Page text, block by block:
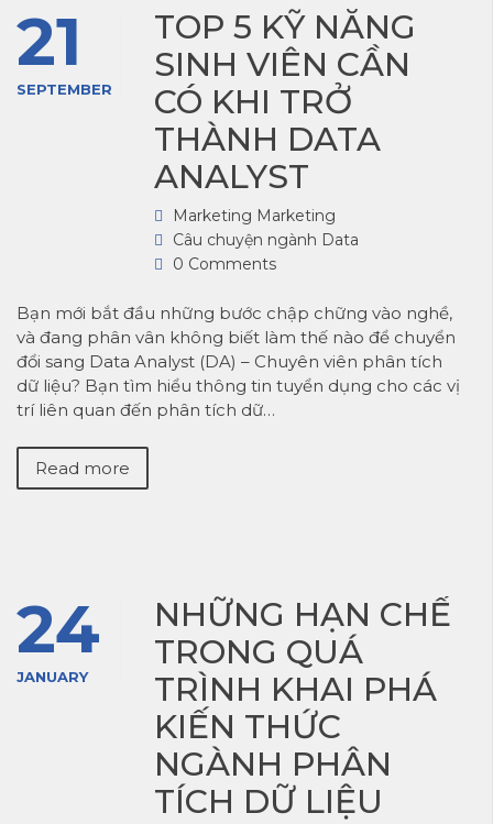
21
SEPTEMBER
TOP 5 KỸ NĂNG
SINH VIÊN CẦN
CÓ KHI TRỞ
THÀNH DATA
ANALYST
Marketing Marketing
Câu chuyện ngành Data
0 Comments
Bạn mới bắt đầu những bước chập chững vào nghề,
và đang phân vân không biết làm thế nào để chuyển
đổi sang Data Analyst (DA) – Chuyên viên phân tích
dữ liệu? Bạn tìm hiểu thông tin tuyển dụng cho các vị
trí liên quan đến phân tích dữ…
Read more
24
JANUARY
NHỮNG HẠN CHẾ
TRONG QUÁ
TRÌNH KHAI PHÁ
KIẾN THỨC
NGÀNH PHÂN
TÍCH DỮ LIỆU